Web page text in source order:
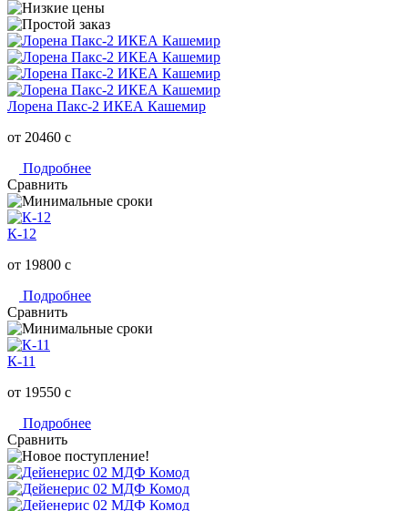
Лорена Пакс-2 ИКЕА Кашемир
от 20460 c
Подробнее
Сравнить
К-12
от 19800 c
Подробнее
Сравнить
К-11
от 19550 c
Подробнее
Сравнить